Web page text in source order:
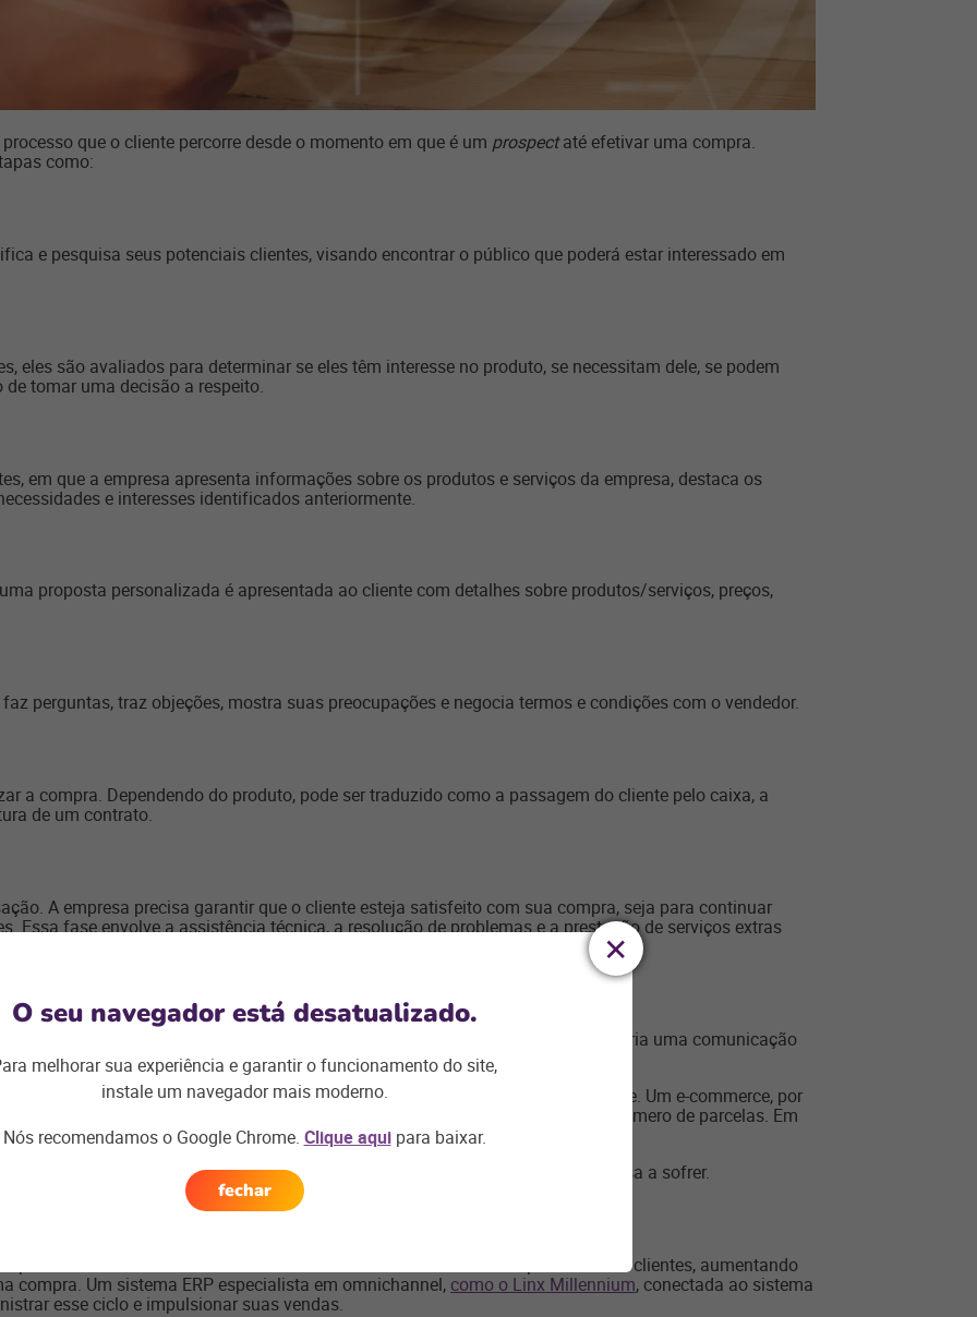
que o cliente percorre desde o momento em que é um prospectaté efetivar uma compra.
como:
e pesquisa seus potenciais clientes, visando encontrar o público que poderá estar interessado em
eles são avaliados para determinar se eles têm interesse no produto, se necessitam dele, se podem
tomar uma decisão a respeito.
em que a empresa apresenta informações sobre os produtos e serviços da empresa, destaca os
e interesses identificados anteriormente.
proposta personalizada é apresentada ao cliente com detalhes sobre produtos/serviços, preços,
perguntas, traz objeções, mostra suas preocupações e negocia termos e condições com o vendedor.
a compra. Dependendo do produto, pode ser traduzido como a passagem do cliente pelo caixa, a
de um contrato.
A empresa precisa garantir que o cliente esteja satisfeito com sua compra, seja para continuar
Essa fase envolve a assistência técnica, a resolução de problemas e a prestação de serviços extras
e outras formas de manter o contato aquecido cria uma comunicação
o cliente retorne.
normal que em algum ponto elas se misturem ou aconteçam muito rapidamente. Um e-commerce, por
a fase de negociação é, basicamente, a escolha do meio de pagamento e do número de parcelas. Em
mais longo.
de vendas não pare. Uma vez interrompido, o fluxo de caixa do negócio passa a sofrer.
para manter funcionando o ciclo de vendas e oferecer uma boa experiência aos clientes, aumentando
compra. Um sistema ERP especialista em omnichannel, como o Linx Millennium, conectada ao sistema
esse ciclo e impulsionar suas vendas.
O seu navegador está desatualizado.
melhorar sua experiência e garantir o funcionamento do site,
instale um navegador mais moderno.
Nós recomendamos o Google Chrome. Clique aquipara baixar.
fechar